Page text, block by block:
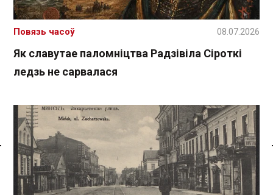
Спасылка без VPN
Як славутае паломніцтва Радзівіла Сіроткі
ледзь не сарвалася
Повязь часоў 08.07.2026